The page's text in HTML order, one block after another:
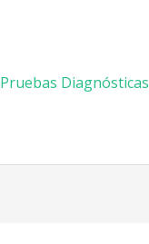
Pruebas Diagnósticas